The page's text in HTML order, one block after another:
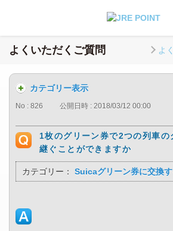
よくいただくご質問 よ
カテゴリー表示
No : 826 公開日時 : 2018/03/12 00:00
1枚のグリーン券で2つの列車の
継ぐことができますか
カテゴリー： Suicaグリーン券に交換